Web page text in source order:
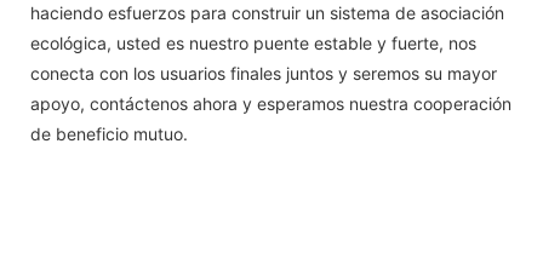
haciendo esfuerzos para construir un sistema de asociación
ecológica, usted es nuestro puente estable y fuerte, nos
conecta con los usuarios finales juntos y seremos su mayor
apoyo, contáctenos ahora y esperamos nuestra cooperación
de beneficio mutuo.